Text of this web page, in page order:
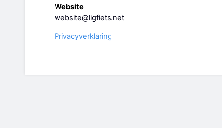
Website
website@ligfiets.net
Privacyverklaring